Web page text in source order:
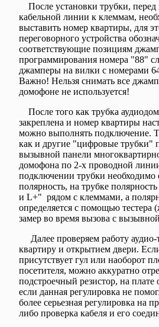
После установки трубки,
кабельной линии к клеммам,
выставить номер квартиры, для
переговорного устройства
соответствующие позициям
программирования номера "88"
джамперы на вилки с номерами
Важно! Нельзя снимать все
домофоне не используется!
После того как трубка
закреплена и номер квартиры
можно выполнять подключение.
как и другие "цифровые трубки"
вызывной панели
домофона по 2-х проводной
подключении трубки необходимо
полярность, на трубке
и L+" рядом с клеммами, а
определяется с помощью тестера
замер во время вызова с
Далее проверяем работу
квартиру и открытием двери.
присутствует гул или наоборот
посетителя, можно аккуратно
подстроечный резистор, на плате
если данная регулировка не
более серьезная регулировка на
либо проверка кабеля и его